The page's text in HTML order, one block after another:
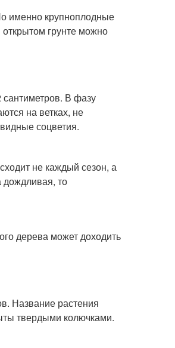
именно крупноплодные
грунте можно
сантиметров. В фазу
на ветках, не
соцветия.
не каждый сезон, а
дождливая, то
дерева может доходить
Название растения
твердыми колючками.